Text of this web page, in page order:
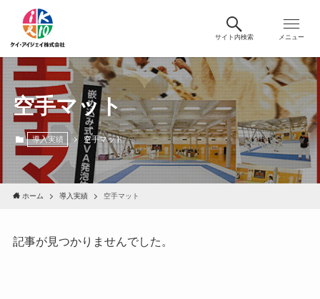
サイト内検索 メニュー
空手マット
導入実績 空手マット
ホーム 導入実績 空手マット
記事が見つかりませんでした。